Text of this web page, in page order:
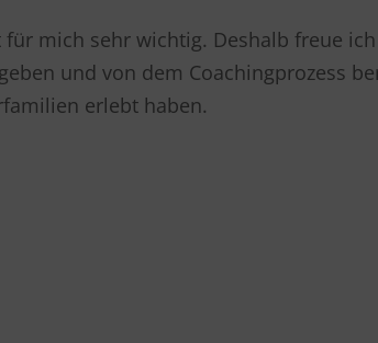
für mich sehr wichtig. Deshalb freue
und von dem Coachingprozess
erlebt haben.